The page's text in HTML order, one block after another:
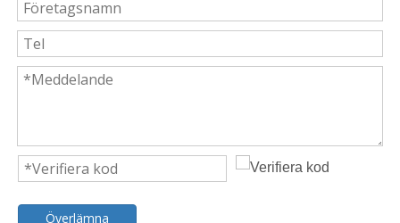
Överlämna